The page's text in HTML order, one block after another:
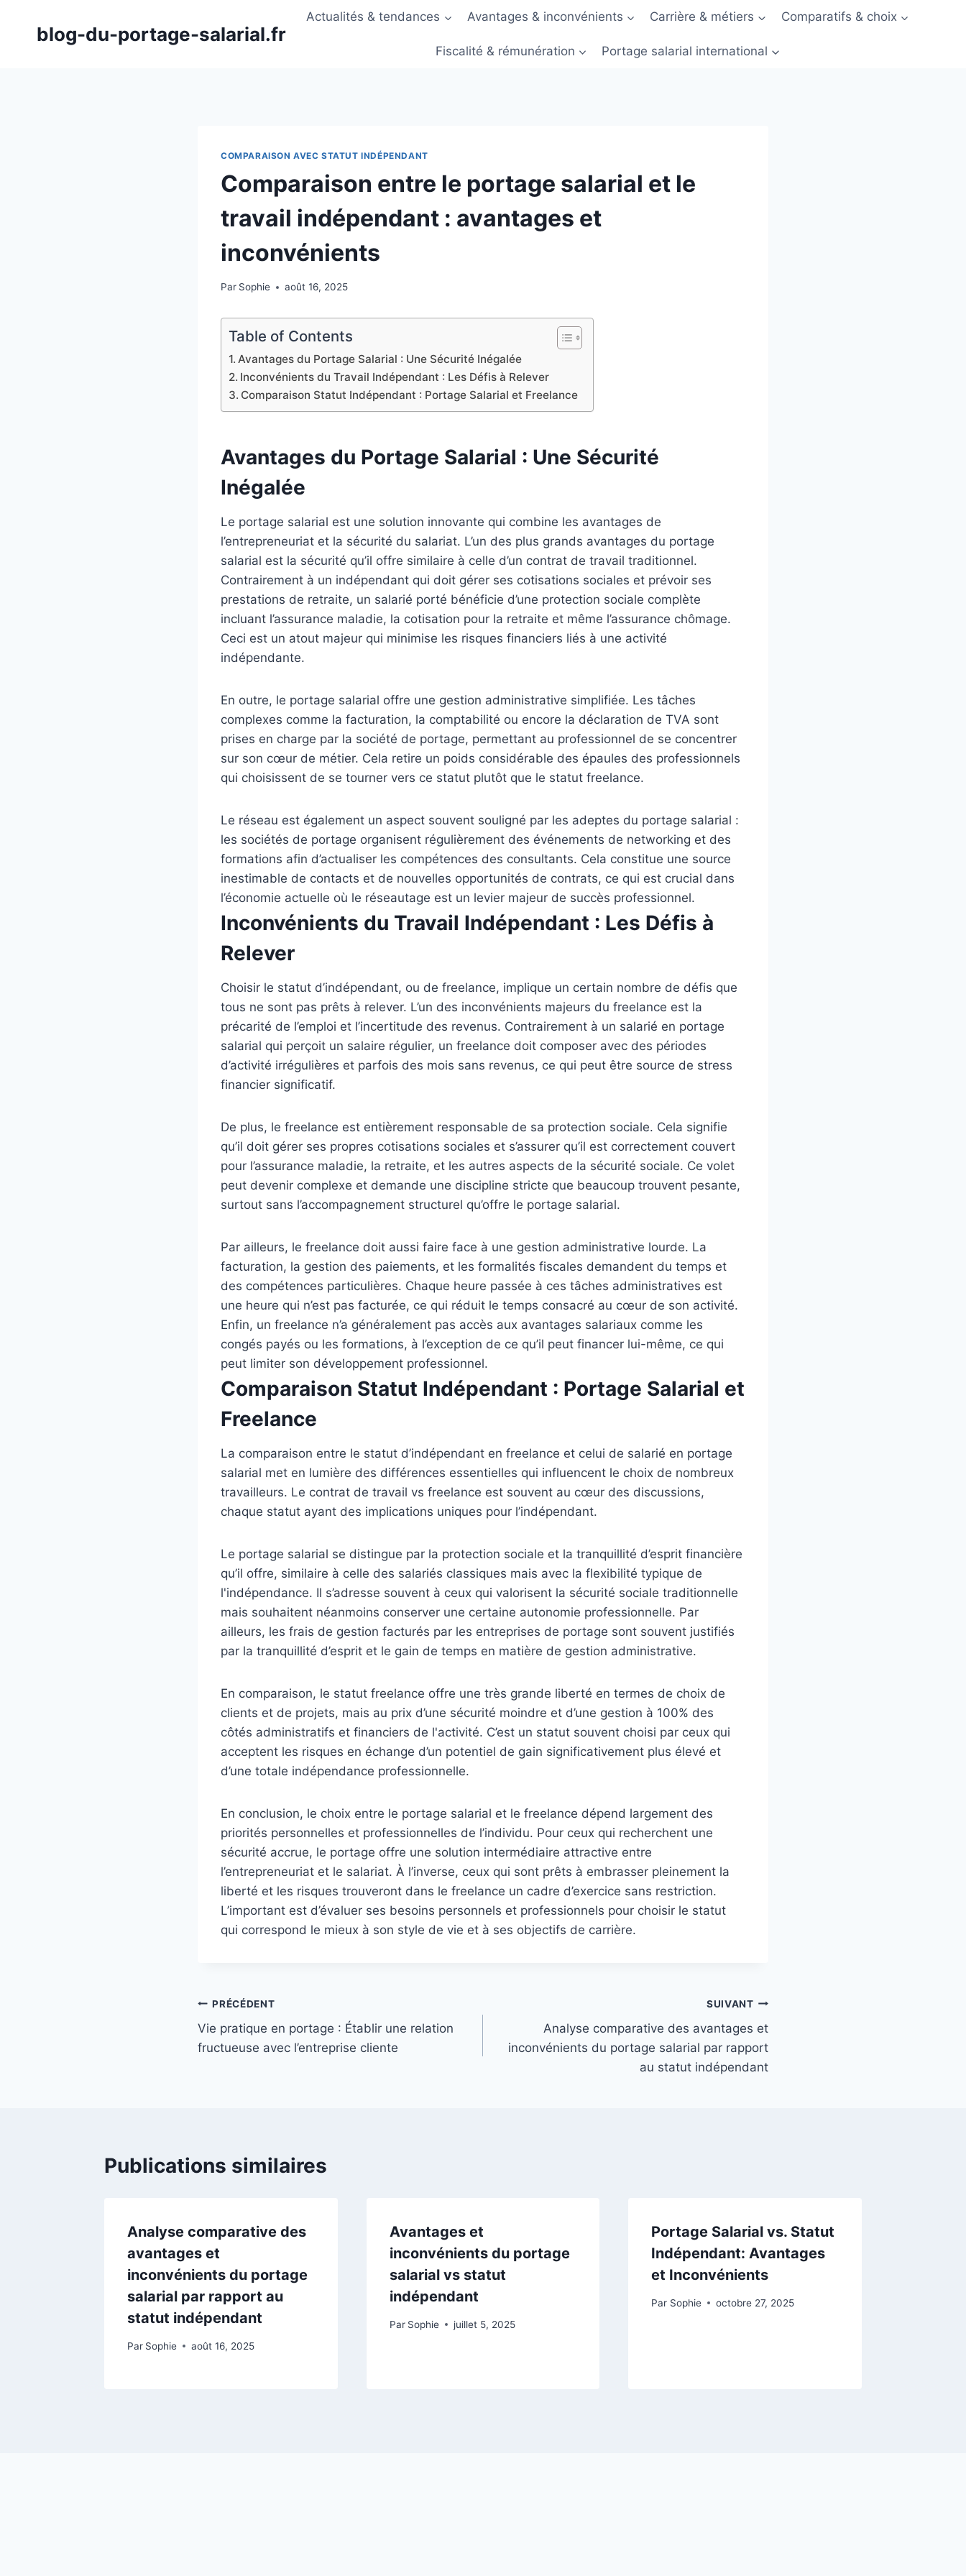
blog-du-portage-salarial.fr
Actualités & tendances Avantages & inconvénients Carrière & métiers Comparatifs & choix
Fiscalité & rémunération Portage salarial international
COMPARAISON AVEC STATUT INDÉPENDANT
Comparaison entre le portage salarial et le
travail indépendant : avantages et
inconvénients
Par Sophie août 16, 2025
Table of Contents
Avantages du Portage Salarial : Une Sécurité Inégalée
Inconvénients du Travail Indépendant : Les Défis à Relever
Comparaison Statut Indépendant : Portage Salarial et Freelance
Avantages du Portage Salarial : Une Sécurité
Inégalée
Le portage salarial est une solution innovante qui combine les avantages de
l’entrepreneuriat et la sécurité du salariat. L’un des plus grands avantages du portage
salarial est la sécurité qu’il offre similaire à celle d’un contrat de travail traditionnel.
Contrairement à un indépendant qui doit gérer ses cotisations sociales et prévoir ses
prestations de retraite, un salarié porté bénéficie d’une protection sociale complète
incluant l’assurance maladie, la cotisation pour la retraite et même l’assurance chômage.
Ceci est un atout majeur qui minimise les risques financiers liés à une activité
indépendante.
En outre, le portage salarial offre une gestion administrative simplifiée. Les tâches
complexes comme la facturation, la comptabilité ou encore la déclaration de TVA sont
prises en charge par la société de portage, permettant au professionnel de se concentrer
sur son cœur de métier. Cela retire un poids considérable des épaules des professionnels
qui choisissent de se tourner vers ce statut plutôt que le statut freelance.
Le réseau est également un aspect souvent souligné par les adeptes du portage salarial :
les sociétés de portage organisent régulièrement des événements de networking et des
formations afin d’actualiser les compétences des consultants. Cela constitue une source
inestimable de contacts et de nouvelles opportunités de contrats, ce qui est crucial dans
l’économie actuelle où le réseautage est un levier majeur de succès professionnel.
Inconvénients du Travail Indépendant : Les Défis à
Relever
Choisir le statut d’indépendant, ou de freelance, implique un certain nombre de défis que
tous ne sont pas prêts à relever. L’un des inconvénients majeurs du freelance est la
précarité de l’emploi et l’incertitude des revenus. Contrairement à un salarié en portage
salarial qui perçoit un salaire régulier, un freelance doit composer avec des périodes
d’activité irrégulières et parfois des mois sans revenus, ce qui peut être source de stress
financier significatif.
De plus, le freelance est entièrement responsable de sa protection sociale. Cela signifie
qu’il doit gérer ses propres cotisations sociales et s’assurer qu’il est correctement couvert
pour l’assurance maladie, la retraite, et les autres aspects de la sécurité sociale. Ce volet
peut devenir complexe et demande une discipline stricte que beaucoup trouvent pesante,
surtout sans l’accompagnement structurel qu’offre le portage salarial.
Par ailleurs, le freelance doit aussi faire face à une gestion administrative lourde. La
facturation, la gestion des paiements, et les formalités fiscales demandent du temps et
des compétences particulières. Chaque heure passée à ces tâches administratives est
une heure qui n’est pas facturée, ce qui réduit le temps consacré au cœur de son activité.
Enfin, un freelance n’a généralement pas accès aux avantages salariaux comme les
congés payés ou les formations, à l’exception de ce qu’il peut financer lui-même, ce qui
peut limiter son développement professionnel.
Comparaison Statut Indépendant : Portage Salarial et
Freelance
La comparaison entre le statut d’indépendant en freelance et celui de salarié en portage
salarial met en lumière des différences essentielles qui influencent le choix de nombreux
travailleurs. Le contrat de travail vs freelance est souvent au cœur des discussions,
chaque statut ayant des implications uniques pour l’indépendant.
Le portage salarial se distingue par la protection sociale et la tranquillité d’esprit financière
qu’il offre, similaire à celle des salariés classiques mais avec la flexibilité typique de
l'indépendance. Il s’adresse souvent à ceux qui valorisent la sécurité sociale traditionnelle
mais souhaitent néanmoins conserver une certaine autonomie professionnelle. Par
ailleurs, les frais de gestion facturés par les entreprises de portage sont souvent justifiés
par la tranquillité d’esprit et le gain de temps en matière de gestion administrative.
En comparaison, le statut freelance offre une très grande liberté en termes de choix de
clients et de projets, mais au prix d’une sécurité moindre et d’une gestion à 100% des
côtés administratifs et financiers de l'activité. C’est un statut souvent choisi par ceux qui
acceptent les risques en échange d’un potentiel de gain significativement plus élevé et
d’une totale indépendance professionnelle.
En conclusion, le choix entre le portage salarial et le freelance dépend largement des
priorités personnelles et professionnelles de l’individu. Pour ceux qui recherchent une
sécurité accrue, le portage offre une solution intermédiaire attractive entre
l’entrepreneuriat et le salariat. À l’inverse, ceux qui sont prêts à embrasser pleinement la
liberté et les risques trouveront dans le freelance un cadre d’exercice sans restriction.
L’important est d’évaluer ses besoins personnels et professionnels pour choisir le statut
qui correspond le mieux à son style de vie et à ses objectifs de carrière.
Navigation
de
PRÉCÉDENT
Vie pratique en portage : Établir une relation
fructueuse avec l’entreprise cliente
SUIVANT
Analyse comparative des avantages et
inconvénients du portage salarial par rapport
au statut indépendant
Publications similaires
Analyse comparative des
avantages et
inconvénients du portage
salarial par rapport au
statut indépendant
Par Sophie août 16, 2025
Avantages et
inconvénients du portage
salarial vs statut
indépendant
Par Sophie juillet 5, 2025
Portage Salarial vs. Statut
Indépendant: Avantages
et Inconvénients
Par Sophie octobre 27, 2025